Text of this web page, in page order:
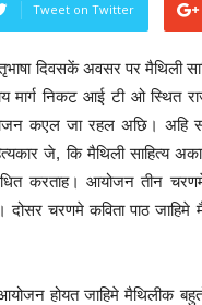
Tweet on Twitter
दिवसकें अवसर पर मैथिली
मार्ग निकट आई टी ओ स्थित
कएल जा रहल अछि। अहि
जे, कि मैथिली
करताह। आयोजन तीन चरणमे
दोसर चरणमे कविता पाठ
होयत जाहिमे मैथिलीक